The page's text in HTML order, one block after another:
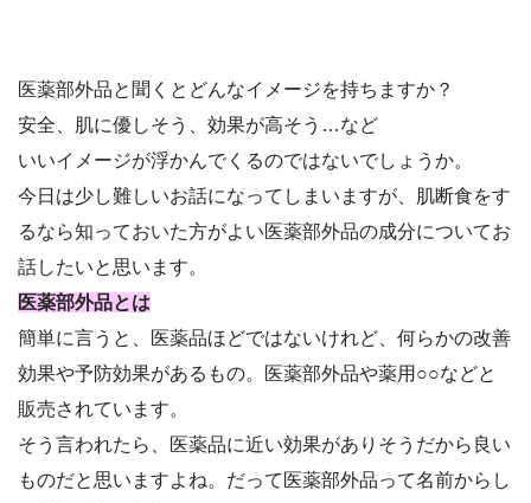
医薬部外品と聞くとどんなイメージを持ちますか？
安全、肌に優しそう、効果が高そう…など
いいイメージが浮かんでくるのではないでしょうか。
今日は少し難しいお話になってしまいますが、肌断食をす
るなら知っておいた方がよい医薬部外品の成分についてお
話したいと思います。
医薬部外品とは
簡単に言うと、医薬品ほどではないけれど、何らかの改善
効果や予防効果があるもの。医薬部外品や薬用○○などと
販売されています。
そう言われたら、医薬品に近い効果がありそうだから良い
ものだと思いますよね。だって医薬部外品って名前からし